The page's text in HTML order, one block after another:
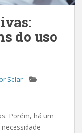
do uso
Solar
Porém, há um